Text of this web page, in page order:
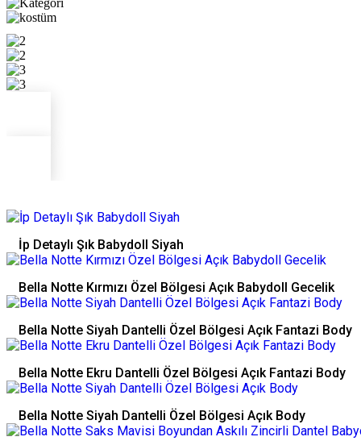
İp Detaylı Şık Babydoll Siyah
Bella Notte Kırmızı Özel Bölgesi Açık Babydoll Gecelik
Bella Notte Siyah Dantelli Özel Bölgesi Açık Fantazi Body
Bella Notte Ekru Dantelli Özel Bölgesi Açık Fantazi Body
Bella Notte Siyah Dantelli Özel Bölgesi Açık Body